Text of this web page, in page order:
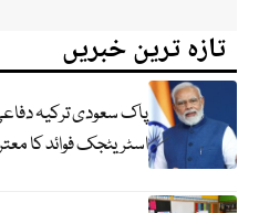
تازہ ترین خبریں
پاک سعودی ترکیہ
اسٹریٹجک فوائد کا